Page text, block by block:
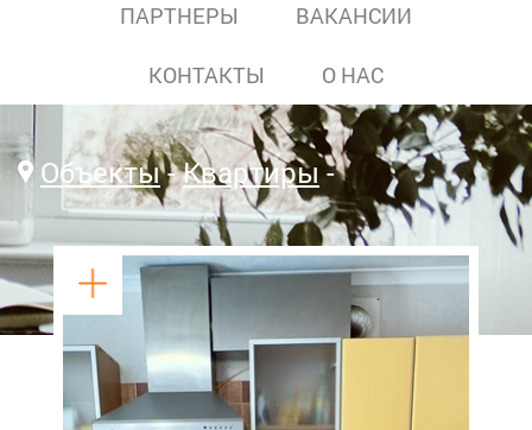
ПАРТНЕРЫ ВАКАНСИИ
КОНТАКТЫ О НАС
Объекты Квартиры